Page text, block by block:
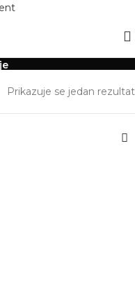
-13.12.2025 radi inventure.
na visini
Prikazuje se jedan rezultat